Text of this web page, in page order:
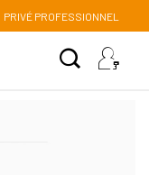
PRIVÉ PROFESSIONNEL